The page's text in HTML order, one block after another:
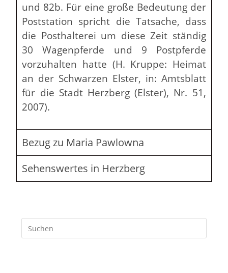
und 82b. Für eine große Bedeutung der
Poststation spricht die Tatsache, dass
die Posthalterei um diese Zeit ständig
30 Wagenpferde und 9 Postpferde
vorzuhalten hatte (H. Kruppe: Heimat
an der Schwarzen Elster, in: Amtsblatt
für die Stadt Herzberg (Elster), Nr. 51,
2007).
Bezug zu Maria Pawlowna
Sehenswertes in Herzberg